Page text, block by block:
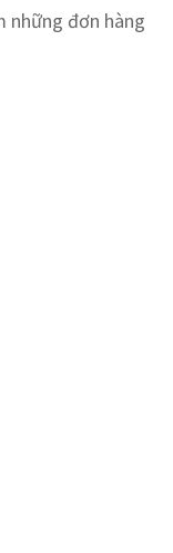
những đơn hàng